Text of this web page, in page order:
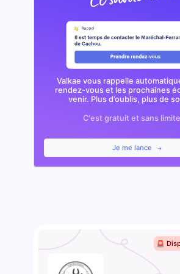
Valkae vous rappelle
rendez-vous et les prochaines
venir. Plus d’oublis, plus de
C'est gratuit et sans
Je me lance
🚨